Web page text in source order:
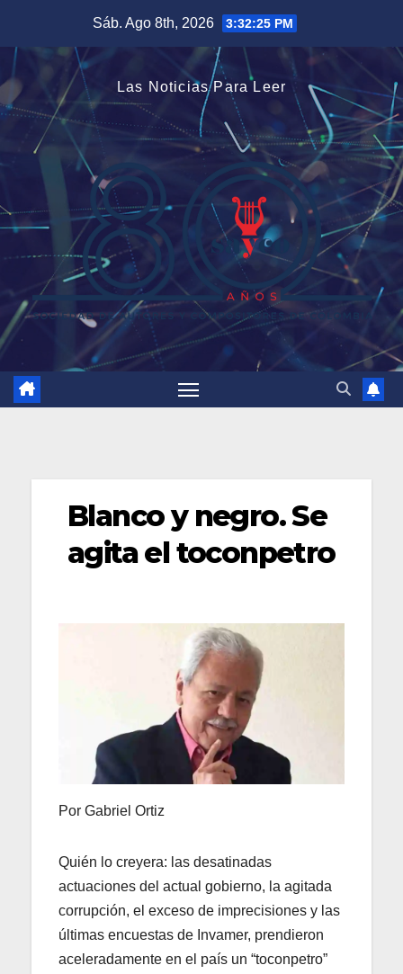
contenido
Sáb. Ago 8th, 2026 3:32:26 PM
Las Noticias Para Leer
Blanco y negro. Se
agita el toconpetro
Por Gabriel Ortiz
Quién lo creyera: las desatinadas
actuaciones del actual gobierno, la agitada
corrupción, el exceso de imprecisiones y las
últimas encuestas de Invamer, prendieron
aceleradamente en el país un “toconpetro”